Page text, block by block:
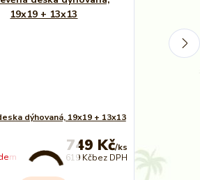
dýhovaná, 19x19 + 13x13
749 Kč/ks
619 Kčbez DPH Skladem